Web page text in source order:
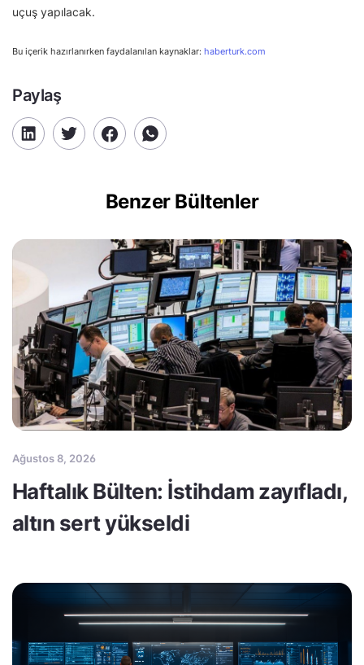
uçuş yapılacak.
Bu içerik hazırlanırken faydalanılan kaynaklar: haberturk.com
Paylaş
Benzer Bültenler
Ağustos 8, 2026
Haftalık Bülten: İstihdam zayıfladı,
altın sert yükseldi